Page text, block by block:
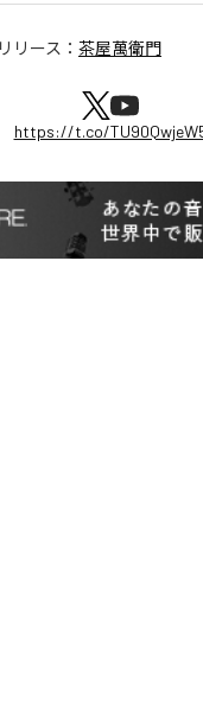
リース： 茶屋萬衛門
https://t.co/